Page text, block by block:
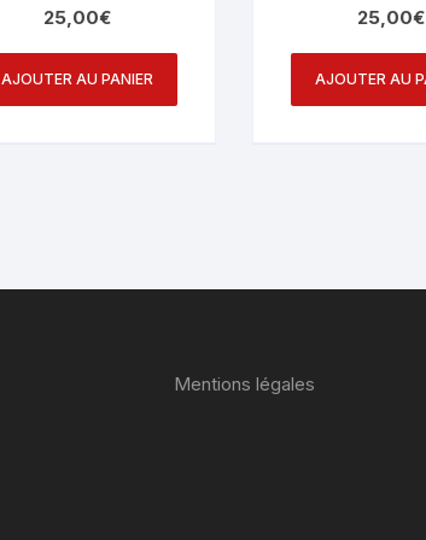
25,00€
AJOUTER AU PANIER
25,00€
AJOUTER AU
Mentions légales